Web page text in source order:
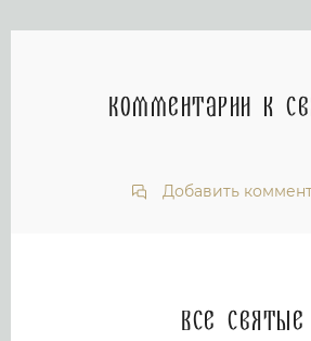
Комментарии к
Добавить
Все святые